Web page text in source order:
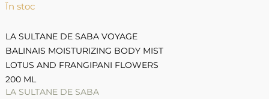
În stoc
LA SULTANE DE SABA VOYAGE
BALINAIS MOISTURIZING BODY MIST
LOTUS AND FRANGIPANI FLOWERS
200 ML
LA SULTANE DE SABA